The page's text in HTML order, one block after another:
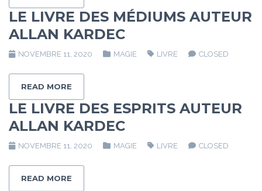
LE LIVRE DES MÉDIUMS AUTEUR
ALLAN KARDEC
NOVEMBRE 11, 2020 MAGIE LIVRE CLOSED
READ MORE
LE LIVRE DES ESPRITS AUTEUR
ALLAN KARDEC
NOVEMBRE 11, 2020 MAGIE LIVRE CLOSED
READ MORE